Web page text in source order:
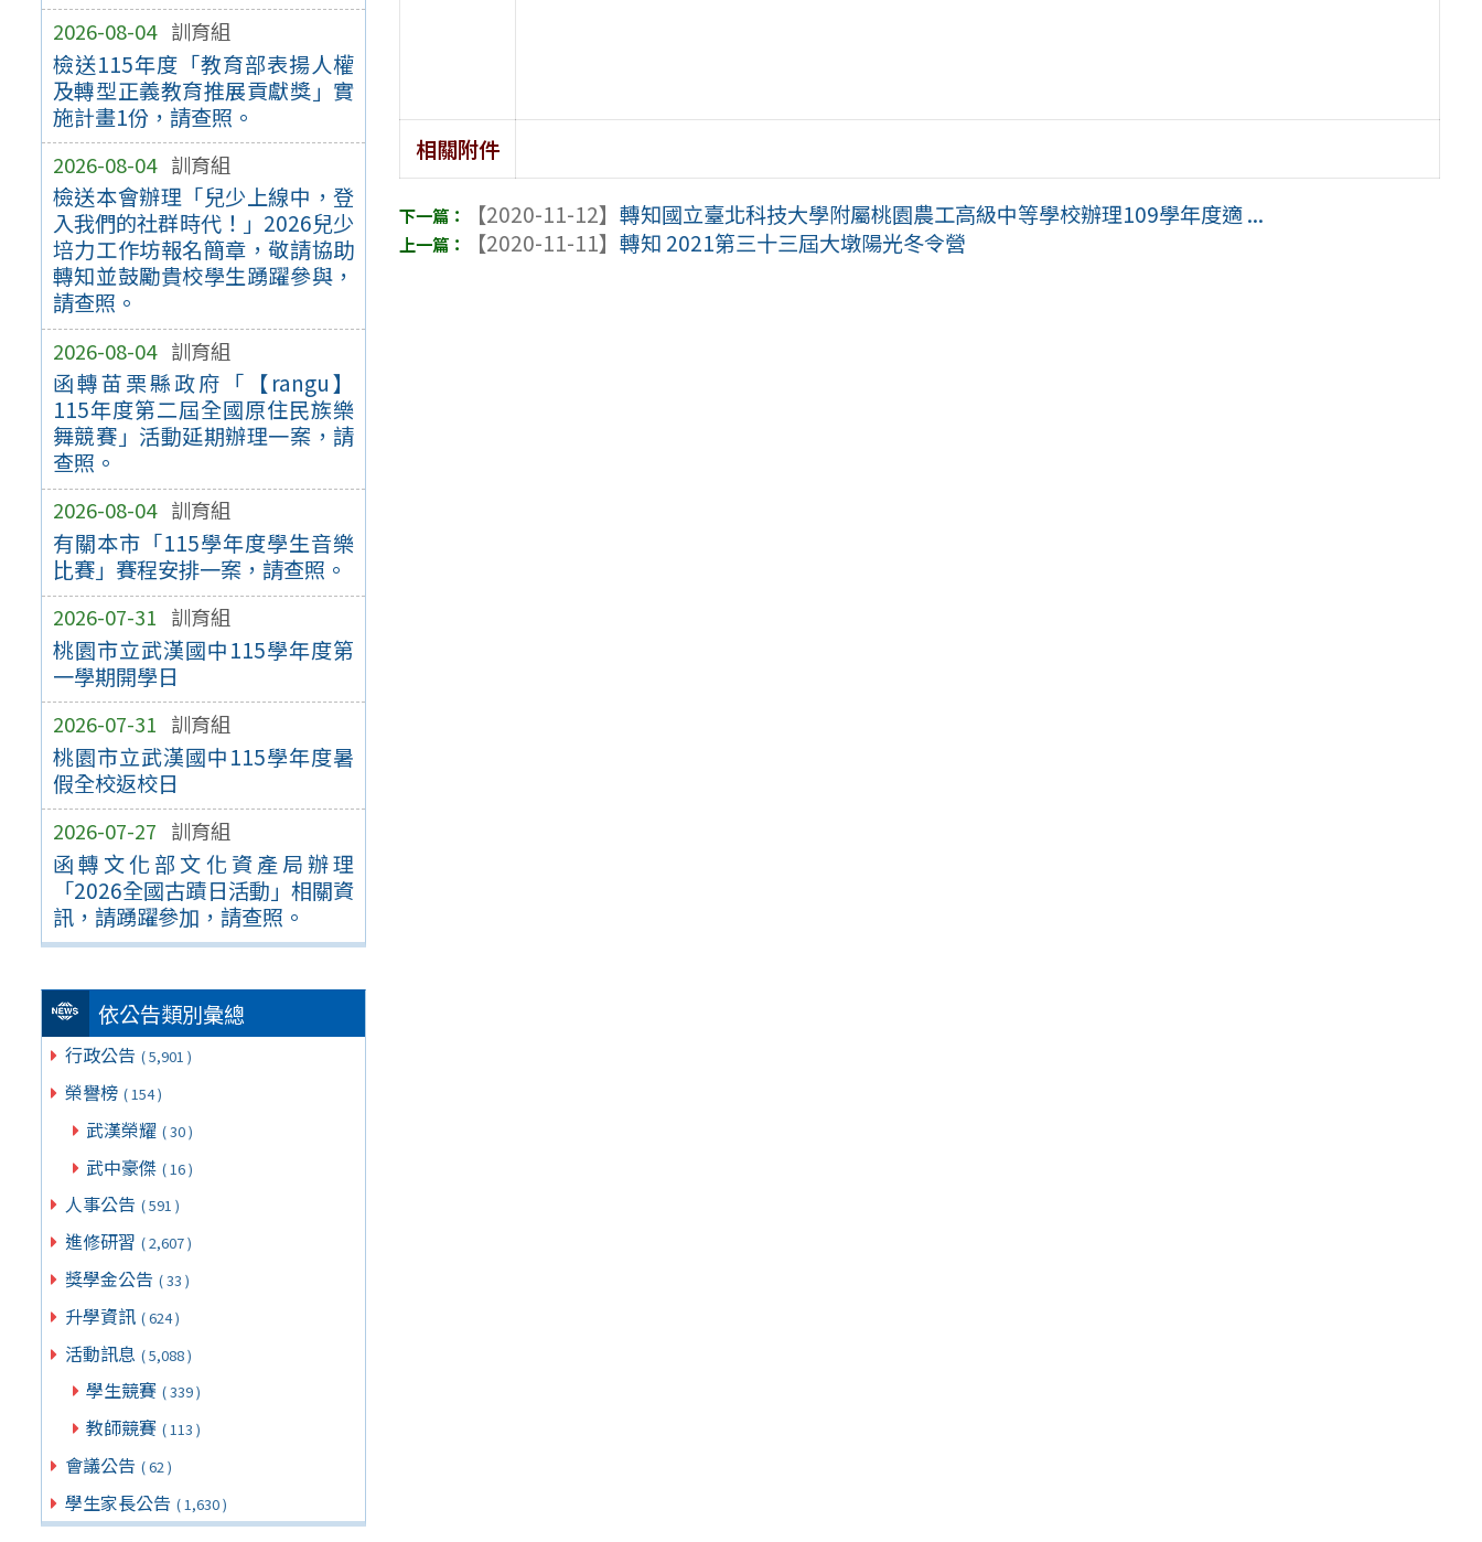
2026-08-04 訓育組
檢送115年度「教育部表揚人權
及轉型正義教育推展貢獻獎」實
施計畫1份，請查照。
2026-08-04 訓育組
檢送本會辦理「兒少上線中，登
入我們的社群時代！」2026兒少
培力工作坊報名簡章，敬請協助
轉知並鼓勵貴校學生踴躍參與，
請查照。
2026-08-04 訓育組
函轉苗栗縣政府「【rangu】
115年度第二屆全國原住民族樂
舞競賽」活動延期辦理一案，請
查照。
2026-08-04 訓育組
有關本市「115學年度學生音樂
比賽」賽程安排一案，請查照。
2026-07-31 訓育組
桃園市立武漢國中115學年度第
一學期開學日
2026-07-31 訓育組
桃園市立武漢國中115學年度暑
假全校返校日
2026-07-27 訓育組
函轉文化部文化資產局辦理
「2026全國古蹟日活動」相關資
訊，請踴躍參加，請查照。
依公告類別彙總
行政公告 ( 5,901 )
榮譽榜 ( 154 )
武漢榮耀 ( 30 )
武中豪傑 ( 16 )
人事公告 ( 591 )
進修研習 ( 2,607 )
獎學金公告 ( 33 )
升學資訊 ( 624 )
活動訊息 ( 5,088 )
學生競賽 ( 339 )
教師競賽 ( 113 )
會議公告 ( 62 )
學生家長公告 ( 1,630 )
相關附件
【2020-11-12】轉知國立臺北科技大學附屬桃園農工高級中等學校辦理109學年度適 ...
【2020-11-11】轉知 2021第三十三屆大墩陽光冬令營